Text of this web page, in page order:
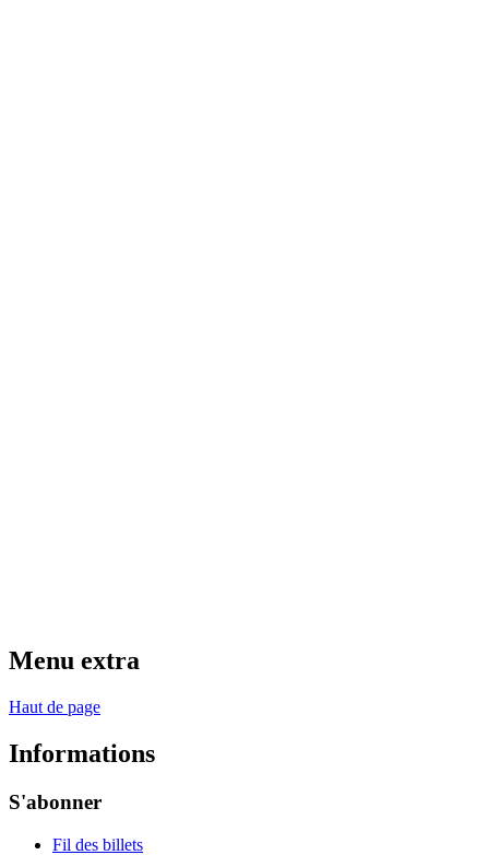
Menu extra
Haut de page
Informations
S'abonner
Fil des billets